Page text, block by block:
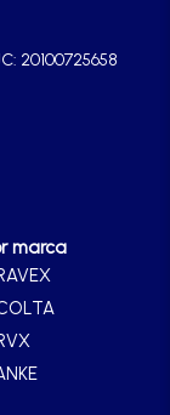
20100725658
marca